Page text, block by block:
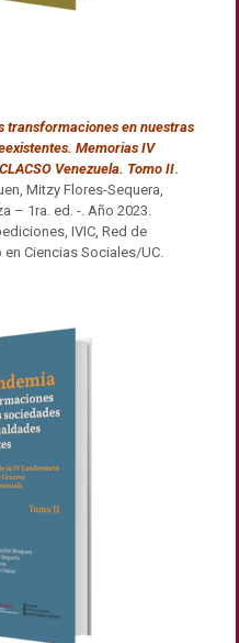
transformaciones en nuestras
Memorias IV
Venezuela. Tomo II.
Mitzy Flores-Sequera,
– 1ra. ed. -. Año 2023.
IVIC, Red de
Ciencias Sociales/UC.